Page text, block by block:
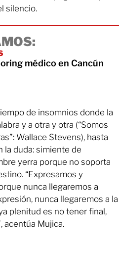
silencio.
médico en Cancún
de insomnios donde la
y a otra y otra (“Somos
Wallace Stevens), hasta
la duda: simiente de
yerra porque no soporta
“Expresamos y
nunca llegaremos a
nunca llegaremos a la
plenitud es no tener final,
acentúa Mujica.